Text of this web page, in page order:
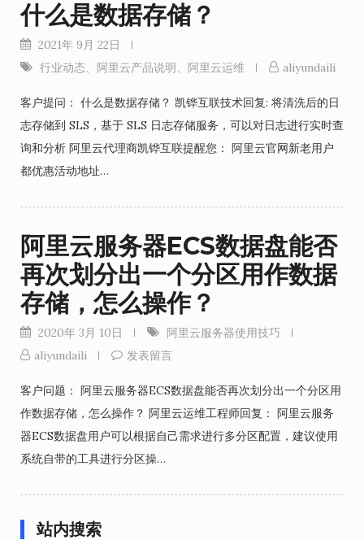
什么是数据存储？
2021年 9月 22日
行业动态、 阿里云产品说明、 阿里云运维 aliyundaili
客户提问： 什么是数据存储？ 凯铧互联技术回复: 将清洗后的日
志存储到 SLS，基于 SLS 日志存储服务，可以对日志进行实时查
询和分析 阿里云代理商凯铧互联提醒您： 阿里云官网新老用户
都优惠活动地址…
阿里云服务器ECS数据盘能否
再次划分出一个分区用作数据
存储，怎么操作？
2020年 3月 10日
阿里云服务器使用技巧
aliyundaili
发表留言
客户问题： 阿里云服务器ECS数据盘能否再次划分出一个分区用
作数据存储，怎么操作？ 阿里云运维工程师回复： 阿里云服务
器ECS数据盘用户可以根据自己需求进行多分区配置，建议使用
系统自带的工具进行分区操…
站内搜索